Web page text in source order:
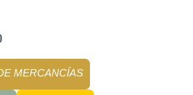
MERCANCÍAS